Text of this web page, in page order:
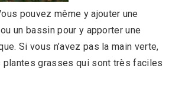
pouvez même y ajouter une
un bassin pour y apporter une
Si vous n’avez pas la main verte,
plantes grasses qui sont très faciles